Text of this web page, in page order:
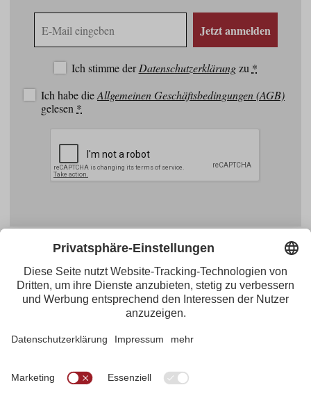
Mail
Jetzt anmelden
Ich stimme derDatenschutzerklärungzu *
Ich habe dieAllgemeinen Geschäftsbedingungen (AGB)
gelesen *
Tirol Werbung
Maria-Theresien-Straße 55 · 6020 Innsbruck
+43.512.5320-656· presse@tirol.at
RSS-Feeds Impressum
Instagram